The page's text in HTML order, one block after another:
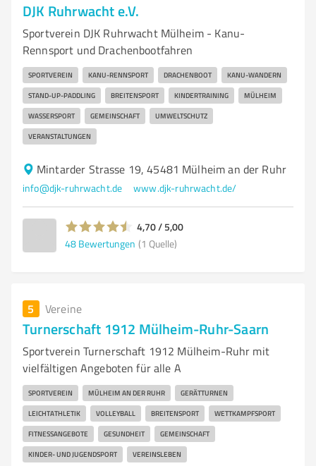
DJK Ruhrwacht e.V.
Sportverein DJK Ruhrwacht Mülheim - Kanu-
Rennsport und Drachenbootfahren
SPORTVEREIN KANU-RENNSPORT DRACHENBOOT KANU-WANDERN
STAND-UP-PADDLING BREITENSPORT KINDERTRAINING MÜLHEIM
WASSERSPORT GEMEINSCHAFT UMWELTSCHUTZ
VERANSTALTUNGEN
Mintarder Strasse 19, 45481 Mülheim an der Ruhr
info@djk-ruhrwacht.de www.djk-ruhrwacht.de/
4,70 / 5,00
48 Bewertungen (1 Quelle)
5 Vereine
Turnerschaft 1912 Mülheim-Ruhr-Saarn
Sportverein Turnerschaft 1912 Mülheim-Ruhr mit
vielfältigen Angeboten für alle A
SPORTVEREIN MÜLHEIM AN DER RUHR GERÄTTURNEN
LEICHTATHLETIK VOLLEYBALL BREITENSPORT WETTKAMPFSPORT
FITNESSANGEBOTE GESUNDHEIT GEMEINSCHAFT
KINDER- UND JUGENDSPORT VEREINSLEBEN